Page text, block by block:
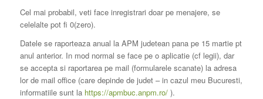
Cel mai probabil, veti face inregistrari doar pe menajere, se
celelalte pot fi 0(zero).
Datele se raporteaza anual la APM judetean pana pe 15 martie pt
anul anterior. In mod normal se face pe o aplicatie (cf legii), dar
se accepta si raportarea pe mail (formularele scanate) la adresa
lor de mail office (care depinde de judet – in cazul meu Bucuresti,
informatiile sunt la https://apmbuc.anpm.ro/).